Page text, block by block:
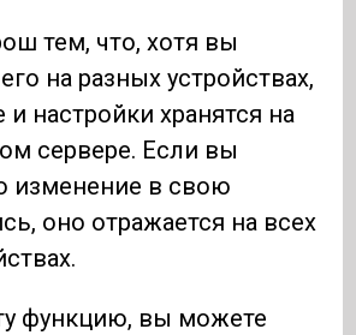
тем, что, хотя вы
на разных устройствах,
настройки хранятся на
сервере. Если вы
изменение в свою
оно отражается на всех
функцию, вы можете